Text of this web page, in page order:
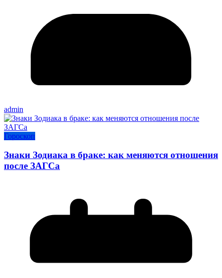
admin
Гороскоп
Знаки Зодиака в браке: как меняются отношения
после ЗАГСа